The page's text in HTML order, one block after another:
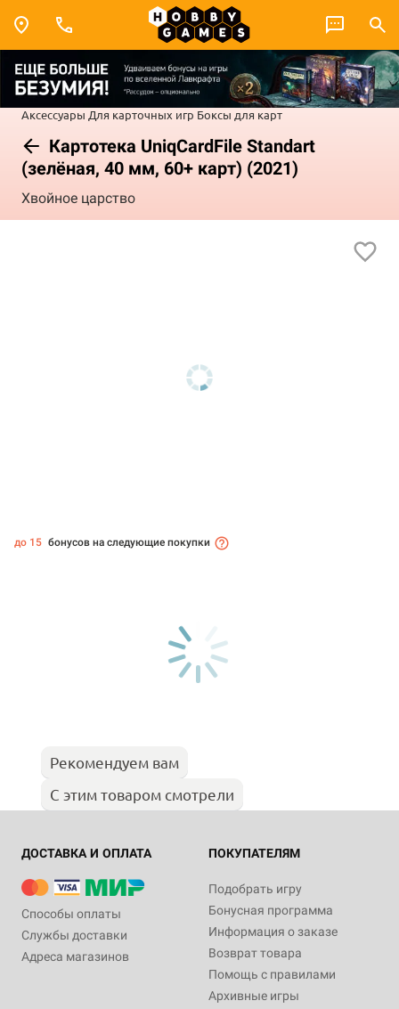
Аксессуары Для карточных игр Боксы для карт
Картотека UniqCardFile Standart
(зелёная, 40 мм, 60+ карт) (2021)
Хвойное царство
до 15 бонусов на следующие покупки
Рекомендуем вам
С этим товаром смотрели
ДОСТАВКА И ОПЛАТА
Способы оплаты
Службы доставки
Адреса магазинов
ПОКУПАТЕЛЯМ
Подобрать игру
Бонусная программа
Информация о заказе
Возврат товара
Помощь с правилами
Архивные игры